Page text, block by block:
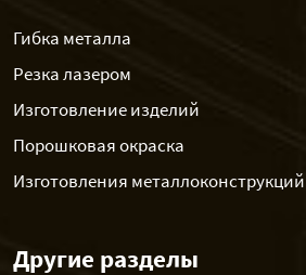
Гибка металла
Резка лазером
Изготовление изделий
Порошковая окраска
Изготовления металлоконструкций
Другие разделы